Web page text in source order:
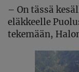
– On tässä
eläkkeelle
tekemään,